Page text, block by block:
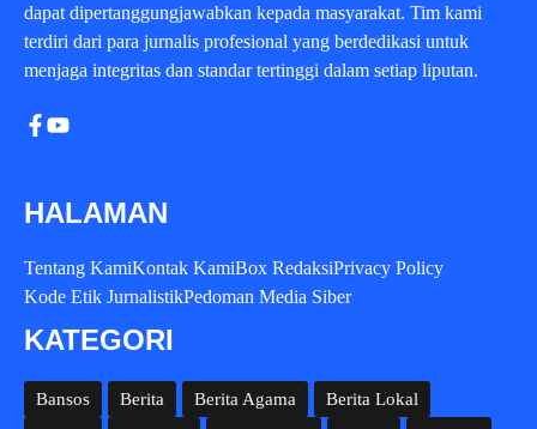
dapat dipertanggungjawabkan kepada masyarakat. Tim kami
terdiri dari para jurnalis profesional yang berdedikasi untuk
menjaga integritas dan standar tertinggi dalam setiap liputan.
HALAMAN
Tentang KamiKontak KamiBox RedaksiPrivacy Policy
Kode Etik JurnalistikPedoman Media Siber
KATEGORI
Bansos Berita Berita Agama
Berita Lokal